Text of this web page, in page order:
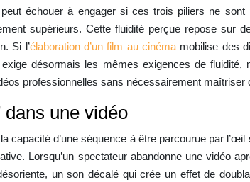
échouer à engager si ces trois piliers ne
supérieurs. Cette fluidité perçue repose sur
Si l’élaboration d’un film au cinéma mobilise des
désormais les mêmes exigences de
professionnelles sans nécessairement
dans une vidéo
capacité d’une séquence à être parcourue par
Lorsqu’un spectateur abandonne une vidéo
un son décalé qui crée un effet de